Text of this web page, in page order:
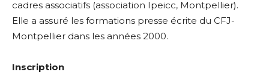
cadres associatifs (association Ipeicc, Montpellier).
Elle a assuré les formations presse écrite du CFJ-
Montpellier dans les années 2000.
Inscription